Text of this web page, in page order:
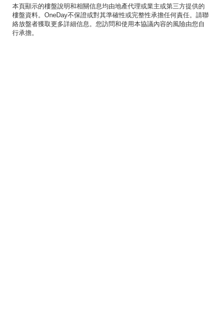
本頁顯示的樓盤說明和相關信息均由地產代理或業主或第三方提供的
樓盤資料。OneDay不保證或對其準確性或完整性承擔任何責任。請聯
絡放盤者獲取更多詳細信息。您訪問和使用本協議內容的風險由您自
行承擔。